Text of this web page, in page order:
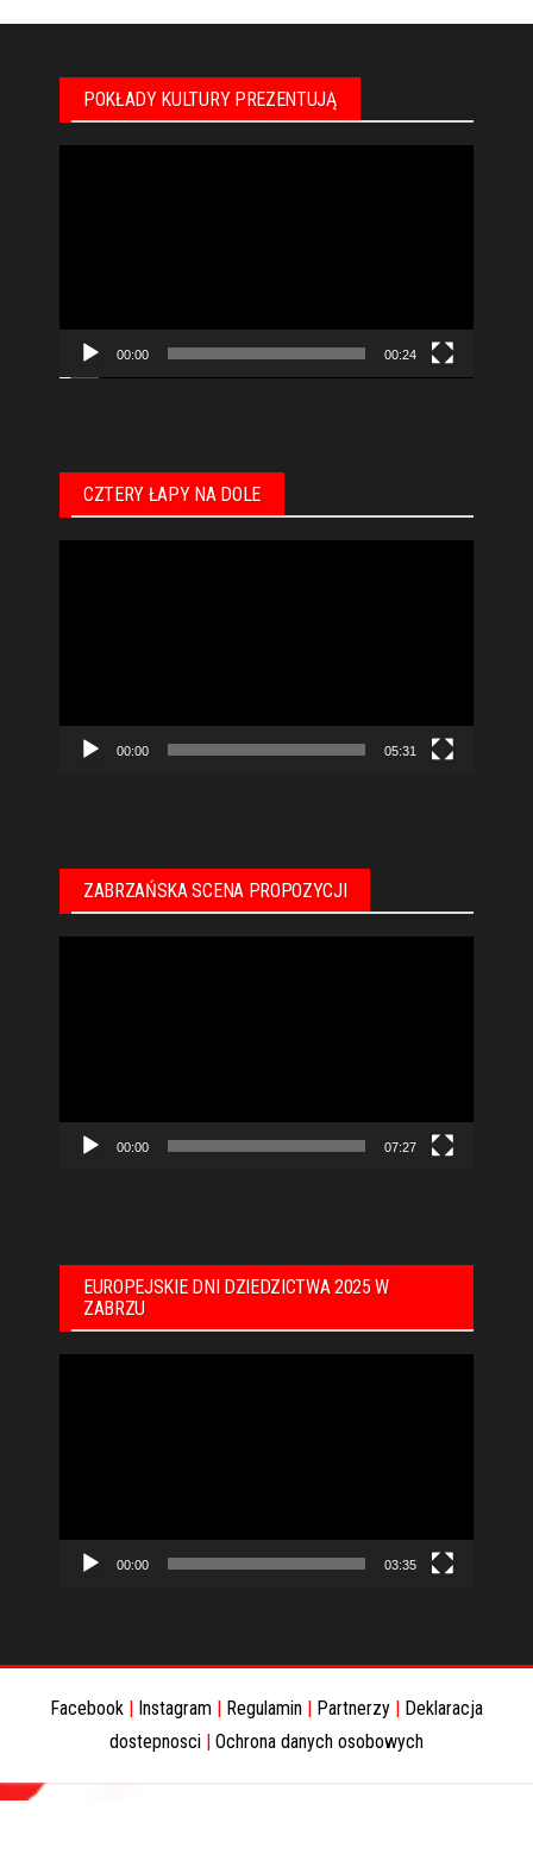
POKŁADY KULTURY PREZENTUJĄ
00:00 00:24
CZTERY ŁAPY NA DOLE
00:00 05:31
ZABRZAŃSKA SCENA PROPOZYCJI
00:00 07:27
EUROPEJSKIE DNI DZIEDZICTWA 2025 W
ZABRZU
00:00 03:35
Facebook | Instagram | Regulamin | Partnerzy | Deklaracja
dostepnosci | Ochrona danych osobowych